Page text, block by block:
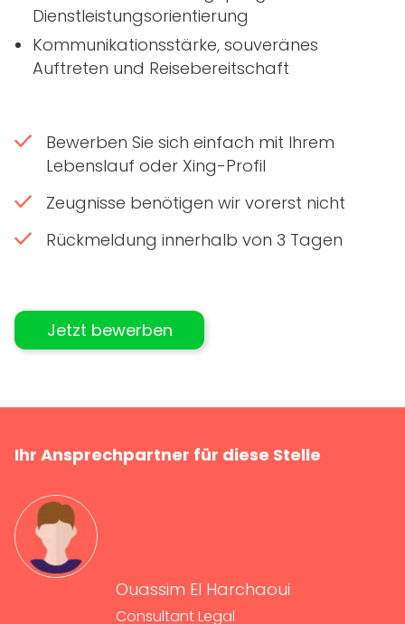
Dienstleistungsorientierung
Kommunikationsstärke, souveränes
Auftreten und Reisebereitschaft
Bewerben Sie sich einfach mit Ihrem
Lebenslauf oder Xing-Profil
Zeugnisse benötigen wir vorerst nicht
Rückmeldung innerhalb von 3 Tagen
Jetzt bewerben
Ihr Ansprechpartner für diese Stelle
Ouassim El Harchaoui
Consultant Legal